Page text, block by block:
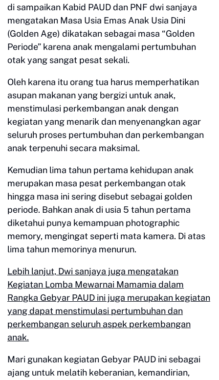
di sampaikan Kabid PAUD dan PNF dwi sanjaya
mengatakan Masa Usia Emas Anak Usia Dini
(Golden Age) dikatakan sebagai masa “Golden
Periode” karena anak mengalami pertumbuhan
otak yang sangat pesat sekali.
Oleh karena itu orang tua harus memperhatikan
asupan makanan yang bergizi untuk anak,
menstimulasi perkembangan anak dengan
kegiatan yang menarik dan menyenangkan agar
seluruh proses pertumbuhan dan perkembangan
anak terpenuhi secara maksimal.
Kemudian lima tahun pertama kehidupan anak
merupakan masa pesat perkembangan otak
hingga masa ini sering disebut sebagai golden
periode. Bahkan anak di usia 5 tahun pertama
diketahui punya kemampuan photographic
memory, mengingat seperti mata kamera. Di atas
lima tahun memorinya menurun.
Lebih lanjut, Dwi sanjaya juga mengatakan
Kegiatan Lomba Mewarnai Mamamia dalam
Rangka Gebyar PAUD ini juga merupakan kegiatan
yang dapat menstimulasi pertumbuhan dan
perkembangan seluruh aspek perkembangan
anak.
Mari gunakan kegiatan Gebyar PAUD ini sebagai
ajang untuk melatih keberanian, kemandirian,